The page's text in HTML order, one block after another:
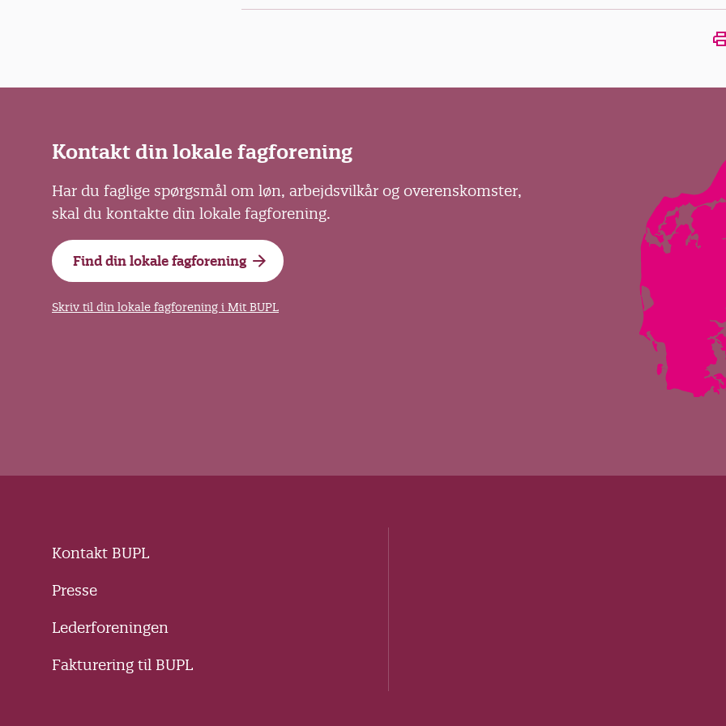
Kontakt din lokale fagforening
Har du faglige spørgsmål om løn, arbejdsvilkår og overenskomster,
skal du kontakte din lokale fagforening.
Find din lokale fagforening
Skriv til din lokale fagforening i Mit BUPL
Kontakt BUPL
Presse
Lederforeningen
Fakturering til BUPL